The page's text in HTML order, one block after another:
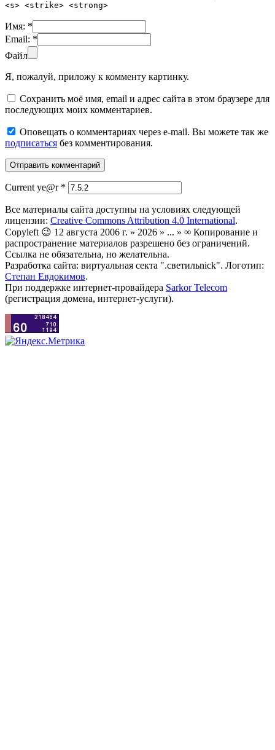
<s> <strike> <strong>
Имя: *
Email: *
Файл
Я, пожалуй, приложу к комменту картинку.
Сохранить моё имя, email и адрес сайта в этом браузере для
последующих моих комментариев.
Оповещать о комментариях через e-mail. Вы можете так же
подписаться без комментирования.
Current ye@r *
Все материалы сайта доступны на условиях следующей
лицензии: Creative Commons Attribution 4.0 International.
Copyleft 😉 12 августа 2006 г. » 2026 » ... » ∞ Копирование и
распространение материалов разрешено без ограничений.
Ссылка не обязательна, но желательна.
Разработка сайта: виртуальная секта ".светильnick". Логотип:
Степан Евдокимов.
При поддержке интернет-провайдера Sarkor Telecom
(регистрация домена, интернет-услуги).